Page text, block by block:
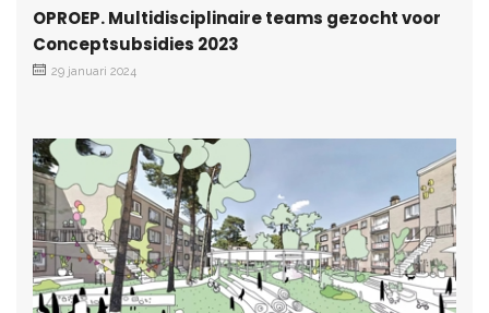
OPROEP. Multidisciplinaire teams gezocht voor
Conceptsubsidies 2023
29 januari 2024